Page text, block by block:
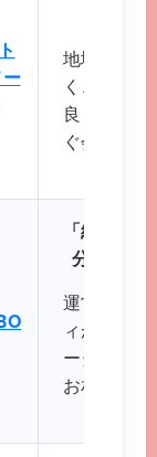
地域に根
く、コス
良く出会
ぐ会える
「細かな
分にぴっ
運営実績
ィが非常
ータから
お相手を